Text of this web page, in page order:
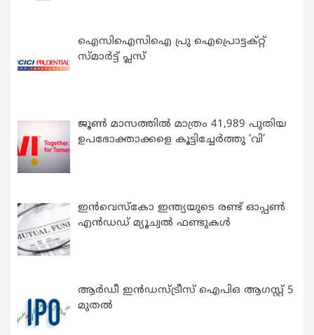
ഐസിഐസിഐ പ്രു ഐപ്രൊട്ടക്റ്റ്
സ്മാർട്ട് പ്ലസ്
ജൂൺ മാസത്തിൽ മാത്രം 41,989 പുതിയ
ഉപഭോക്താക്കളെ കൂട്ടിച്ചേർത്തു ‘വി’
ഇന്‍വെസ്കോ ഇന്ത്യയുടെ രണ്ട് ഓപ്പണ്‍
എന്‍ഡഡ് മ്യൂച്വല്‍ ഫണ്ടുകള്‍
ആർഡീ ഇൻഡസ്ട്രീസ് ഐപിഒ ആഗസ്റ്റ് 5
മുതൽ